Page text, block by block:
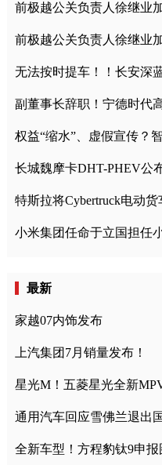
前极越公关负责人徐继业
前极越公关负责人徐继业
无法按时提车！！长安深
副董事长辞职！宁德时代
权益“缩水”、虚假宣传？
长城魏摩卡DHT-PHEV公
特斯拉将Cybertruck电动
最新
家越07内饰发布
上汽集团7月销量发布！
星光M！五菱星光全新
通用汽车回应雪佛兰退出
全新车型！方程豹钛9申报